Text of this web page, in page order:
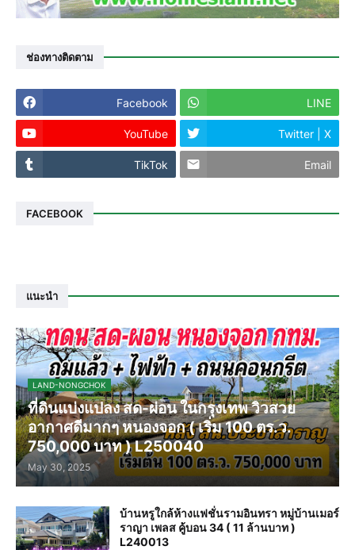
ช่องทางติดตาม
Facebook LINE
YouTube Twitter | X
TikTok Email
FACEBOOK
แนะนำ
LAND-NONGCHOK
ที่ดินแบ่งแปลง สด-ผ่อน ในกรุงเทพ วิวสวย
อากาศดีมากๆ หนองจอก ( เริ่ม 100 ตร.ว.
750,000 บาท ) L250040
May 30, 2025
บ้านหรูใกล้ห้างแฟชั่นรามอินทรา หมู่บ้านเมอร์
ราญา เพลส คู้บอน 34 ( 11 ล้านบาท )
L240013